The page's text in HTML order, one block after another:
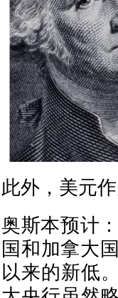
此外，美元
奥斯本预计
国和加拿大
以来的新低